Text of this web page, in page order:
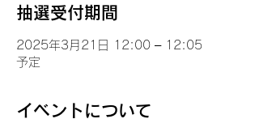
抽選受付期間
2025年3月21日 12:00 – 12:05
予定
イベントについて